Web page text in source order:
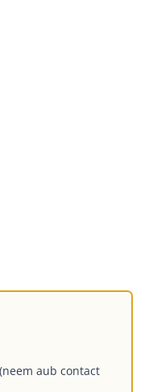
aub contact